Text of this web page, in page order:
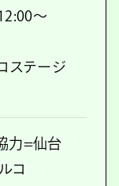
～
ステージ
力=仙台
コ